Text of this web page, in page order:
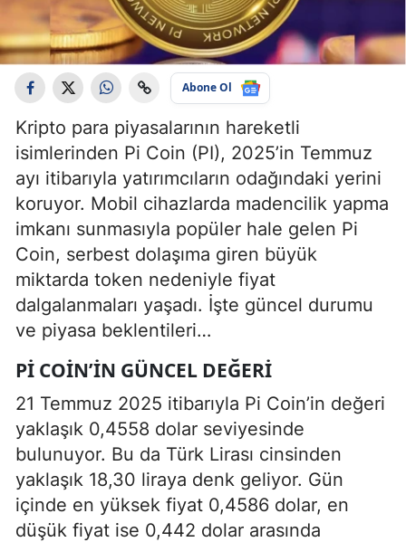
Abone Ol
Kripto para piyasalarının hareketli
isimlerinden Pi Coin (PI), 2025’in Temmuz
ayı itibarıyla yatırımcıların odağındaki yerini
koruyor. Mobil cihazlarda madencilik yapma
imkanı sunmasıyla popüler hale gelen Pi
Coin, serbest dolaşıma giren büyük
miktarda token nedeniyle fiyat
dalgalanmaları yaşadı. İşte güncel durumu
ve piyasa beklentileri…
PI COIN’IN GÜNCEL DEĞERI
21 Temmuz 2025 itibarıyla Pi Coin’in değeri
yaklaşık 0,4558 dolar seviyesinde
bulunuyor. Bu da Türk Lirası cinsinden
yaklaşık 18,30 liraya denk geliyor. Gün
içinde en yüksek fiyat 0,4586 dolar, en
düşük fiyat ise 0,442 dolar arasında